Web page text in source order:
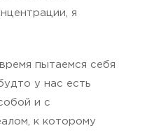
я
пытаемся себя
у нас есть
и с
к которому